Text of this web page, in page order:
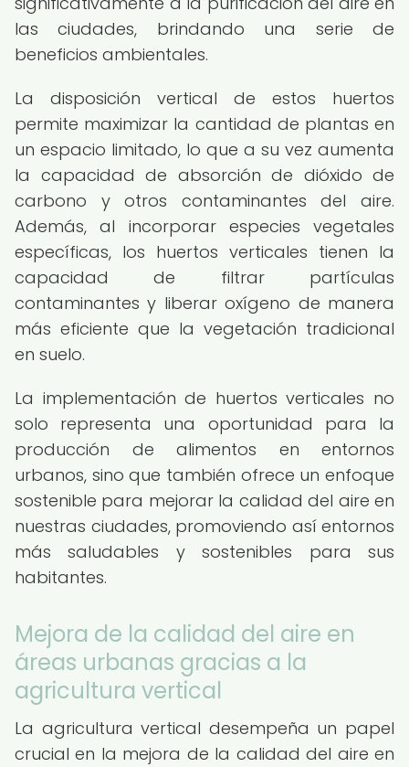
las ciudades, brindando una serie de
beneficios ambientales.
La disposición vertical de estos huertos
permite maximizar la cantidad de plantas en
un espacio limitado, lo que a su vez aumenta
la capacidad de absorción de dióxido de
carbono y otros contaminantes del aire.
Además, al incorporar especies vegetales
específicas, los huertos verticales tienen la
capacidad de filtrar partículas
contaminantes y liberar oxígeno de manera
más eficiente que la vegetación tradicional
en suelo.
La implementación de huertos verticales no
solo representa una oportunidad para la
producción de alimentos en entornos
urbanos, sino que también ofrece un enfoque
sostenible para mejorar la calidad del aire en
nuestras ciudades, promoviendo así entornos
más saludables y sostenibles para sus
habitantes.
Mejora de la calidad del aire en
áreas urbanas gracias a la
agricultura vertical
La agricultura vertical desempeña un papel
crucial en la mejora de la calidad del aire en